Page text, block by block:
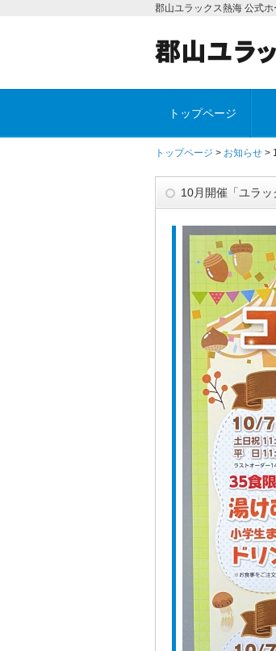
郡山ユラックス熱海 公式ホ
トップページ
トップページ > お知らせ >
10月開催「ユラ